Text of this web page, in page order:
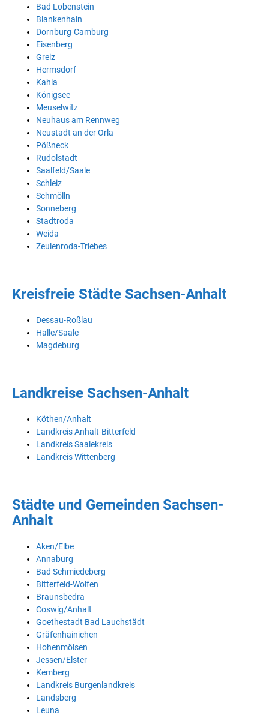
Bad Lobenstein
Blankenhain
Dornburg-Camburg
Eisenberg
Greiz
Hermsdorf
Kahla
Königsee
Meuselwitz
Neuhaus am Rennweg
Neustadt an der Orla
Pößneck
Rudolstadt
Saalfeld/Saale
Schleiz
Schmölln
Sonneberg
Stadtroda
Weida
Zeulenroda-Triebes
Kreisfreie Städte Sachsen-Anhalt
Dessau-Roßlau
Halle/Saale
Magdeburg
Landkreise Sachsen-Anhalt
Köthen/Anhalt
Landkreis Anhalt-Bitterfeld
Landkreis Saalekreis
Landkreis Wittenberg
Städte und Gemeinden Sachsen-
Anhalt
Aken/Elbe
Annaburg
Bad Schmiedeberg
Bitterfeld-Wolfen
Braunsbedra
Coswig/Anhalt
Goethestadt Bad Lauchstädt
Gräfenhainichen
Hohenmölsen
Jessen/Elster
Kemberg
Landkreis Burgenlandkreis
Landsberg
Leuna